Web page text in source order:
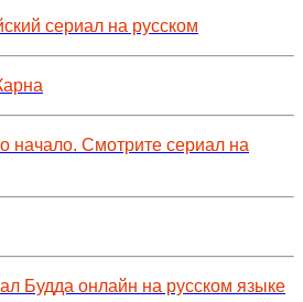
сериал на русском
начало. Смотрите сериал на
Будда онлайн на русском языке